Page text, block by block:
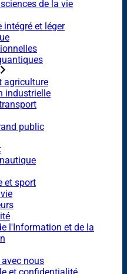
de la vie
et léger
agriculture
industrielle
public
et sport
l'Information et de la
nous